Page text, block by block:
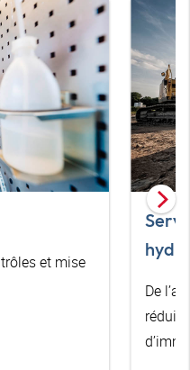
et mise
De